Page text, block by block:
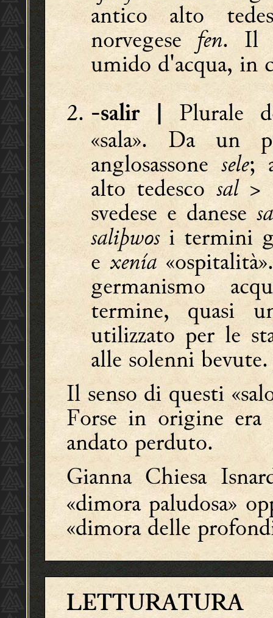
antico alto
norvegesefen. Il
umido d'acqua, in
-salir |Plurale
«sala». Da un
anglosassonesele;
alto tedescosal>
svedese e danese
saliþwosi termini
exenía
germanismo
termine, quasi
utilizzato per le
alle solenni bevute.
Il senso di questi
Forse in origine
andato perduto.
Gianna Chiesa
«dimora paludosa»
«dimora delle
LETTURATURA